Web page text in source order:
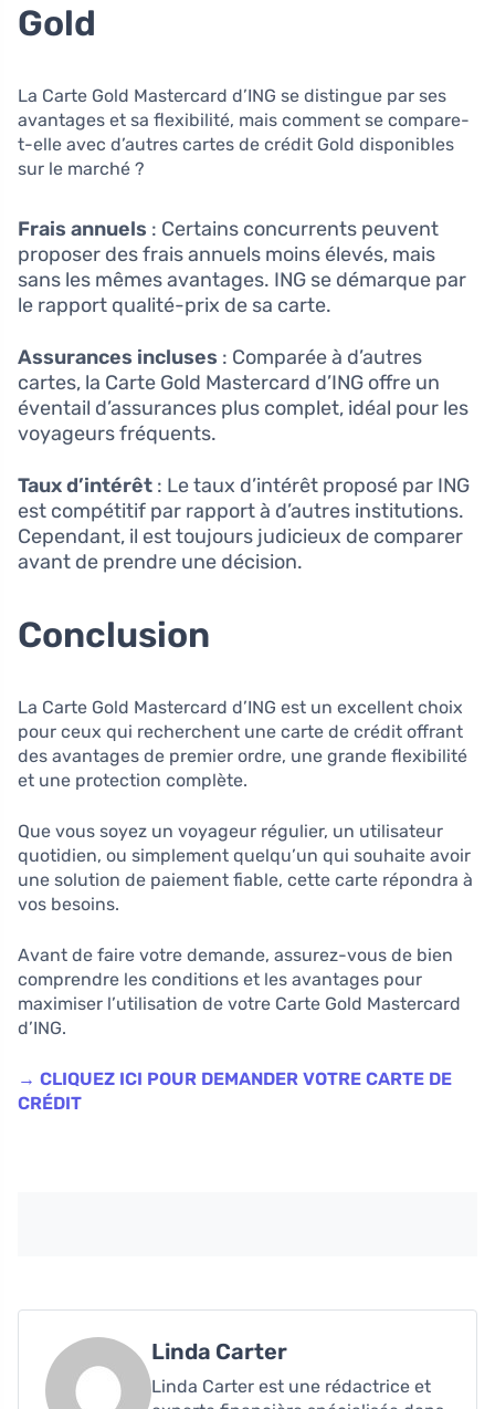
Gold
La Carte Gold Mastercard d’ING se distingue par ses
avantages et sa flexibilité, mais comment se compare-
t-elle avec d’autres cartes de crédit Gold disponibles
sur le marché ?
Frais annuels : Certains concurrents peuvent
proposer des frais annuels moins élevés, mais
sans les mêmes avantages. ING se démarque par
le rapport qualité-prix de sa carte.
Assurances incluses : Comparée à d’autres
cartes, la Carte Gold Mastercard d’ING offre un
éventail d’assurances plus complet, idéal pour les
voyageurs fréquents.
Taux d’intérêt : Le taux d’intérêt proposé par ING
est compétitif par rapport à d’autres institutions.
Cependant, il est toujours judicieux de comparer
avant de prendre une décision.
Conclusion
La Carte Gold Mastercard d’ING est un excellent choix
pour ceux qui recherchent une carte de crédit offrant
des avantages de premier ordre, une grande flexibilité
et une protection complète.
Que vous soyez un voyageur régulier, un utilisateur
quotidien, ou simplement quelqu’un qui souhaite avoir
une solution de paiement fiable, cette carte répondra à
vos besoins.
Avant de faire votre demande, assurez-vous de bien
comprendre les conditions et les avantages pour
maximiser l’utilisation de votre Carte Gold Mastercard
d’ING.
→ CLIQUEZ ICI POUR DEMANDER VOTRE CARTE DE
CRÉDIT
Linda Carter
Linda Carter est une rédactrice et